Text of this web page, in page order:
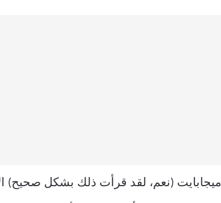
لذا، يمكنك شراء بطاقة بسعة 4 ميجابايت (نعم، لقد قرأت